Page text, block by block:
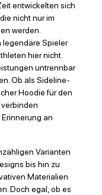
entwickelten sich
nicht nur im
werden.
legendäre Spieler
hier nicht
untrennbar
Ob als Sideline-
Hoodie für den
an
Varianten
bis hin zu
Materialien
Doch egal, ob es